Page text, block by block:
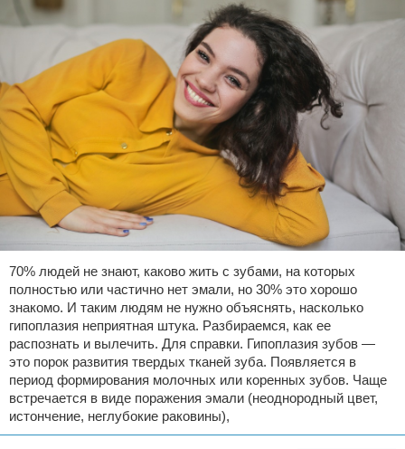
70% людей не знают, каково жить с зубами, на которых
полностью или частично нет эмали, но 30% это хорошо
знакомо. И таким людям не нужно объяснять, насколько
гипоплазия неприятная штука. Разбираемся, как ее
распознать и вылечить. Для справки. Гипоплазия зубов —
это порок развития твердых тканей зуба. Появляется в
период формирования молочных или коренных зубов. Чаще
встречается в виде поражения эмали (неоднородный цвет,
истончение, неглубокие раковины),